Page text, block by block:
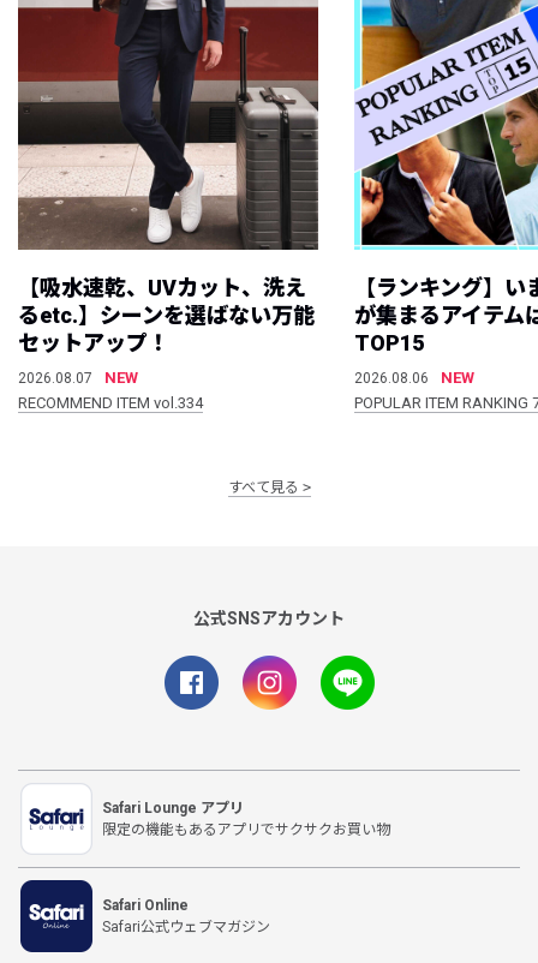
【吸水速乾、UVカット、洗え
るetc.】シーンを選ばない万能
セットアップ！
2026.08.07
NEW
RECOMMEND ITEM vol.334
【ランキング】
が集まるアイテム
TOP15
2026.08.06
NEW
POPULAR ITEM
すべて見る
公式SNSアカウント
Safari Lounge アプリ
限定の機能もあるアプリでサクサクお買い物
Safari Online
Safari公式ウェブマガジン